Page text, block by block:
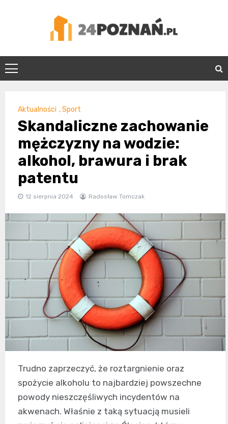
24Poznań.pl
Aktualności ,Sport
Skandaliczne zachowanie
mężczyzny na wodzie:
alkohol, brawura i brak
patentu
12 sierpnia 2024 Radosław Tomczak
Trudno zaprzeczyć, że roztargnienie oraz
spożycie alkoholu to najbardziej powszechne
powody nieszczęśliwych incydentów na
akwenach. Właśnie z taką sytuacją musieli